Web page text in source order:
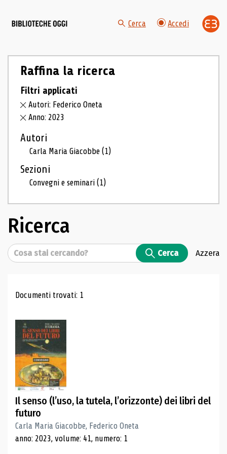
Cerca Accedi
Raffina la ricerca
Filtri applicati
Autori: Federico Oneta
Anno: 2023
Autori
Carla Maria Giacobbe(1)
Sezioni
Convegni e seminari(1)
Ricerca
Cerca Cerca Azzera
Risultati di ricerca
Documenti trovati: 1
Il senso (l’uso, la tutela, l’orizzonte) dei libri del
futuro
Carla Maria Giacobbe, Federico Oneta
anno: 2023, volume: 41, numero: 1